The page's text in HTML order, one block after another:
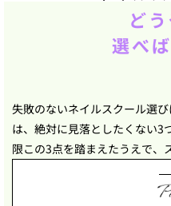
ど
選べ
失敗のないネイルスクール選
は、絶対に見落としたくない3
限この3点を踏まえたうえで、